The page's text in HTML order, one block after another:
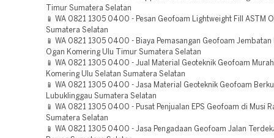
Timur Sumatera Selatan
📱 WA 0821 1305 0400 - Pesan Geofoam Lightweight Fill ASTM
Sumatera Selatan
📱 WA 0821 1305 0400 - Biaya Pemasangan Geofoam Jembatan
Ogan Komering Ulu Timur Sumatera Selatan
📱 WA 0821 1305 0400 - Jual Material Geoteknik Geofoam
Komering Ulu Selatan Sumatera Selatan
📱 WA 0821 1305 0400 - Jasa Material Geoteknik Geofoam
Lubuklinggau Sumatera Selatan
📱 WA 0821 1305 0400 - Pusat Penjualan EPS Geofoam di Musi
Sumatera Selatan
📱 WA 0821 1305 0400 - Jasa Pengadaan Geofoam Jalan